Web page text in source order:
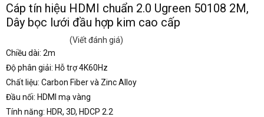
Cáp tín hiệu HDMI chuẩn 2.0 Ugreen 50108 2M,
Dây bọc lưới đầu hợp kim cao cấp
(Viết đánh giá)
Chiều dài: 2m
Độ phân giải: Hỗ trợ 4K60Hz
Chất liệu: Carbon Fiber và Zinc Alloy
Đầu nối: HDMI mạ vàng
Tính năng: HDR, 3D, HDCP 2.2